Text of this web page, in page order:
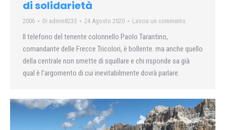
di solidarietà
2006 Di admin8235 24 Agosto 2020 Lascia un commento
Il telefono del tenente colonnello Paolo Tarantino,
comandante delle Frecce Tricolori, è bollente. ma anche quello
della centrale non smette di squillare e chi risponde sa già
qual è l’argomento di cui inevitabilmente dovrà parlare.